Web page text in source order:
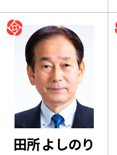
田所 よしのり